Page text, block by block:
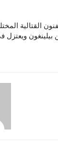
القتالية
بيلينغون